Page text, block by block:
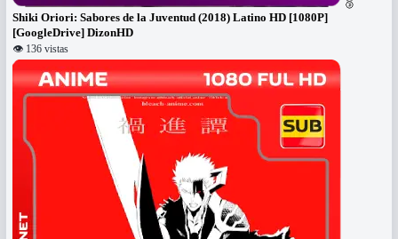
🥉
Shiki Oriori: Sabores de la Juventud (2018) Latino HD [1080P]
[GoogleDrive] DizonHD
👁 136 vistas